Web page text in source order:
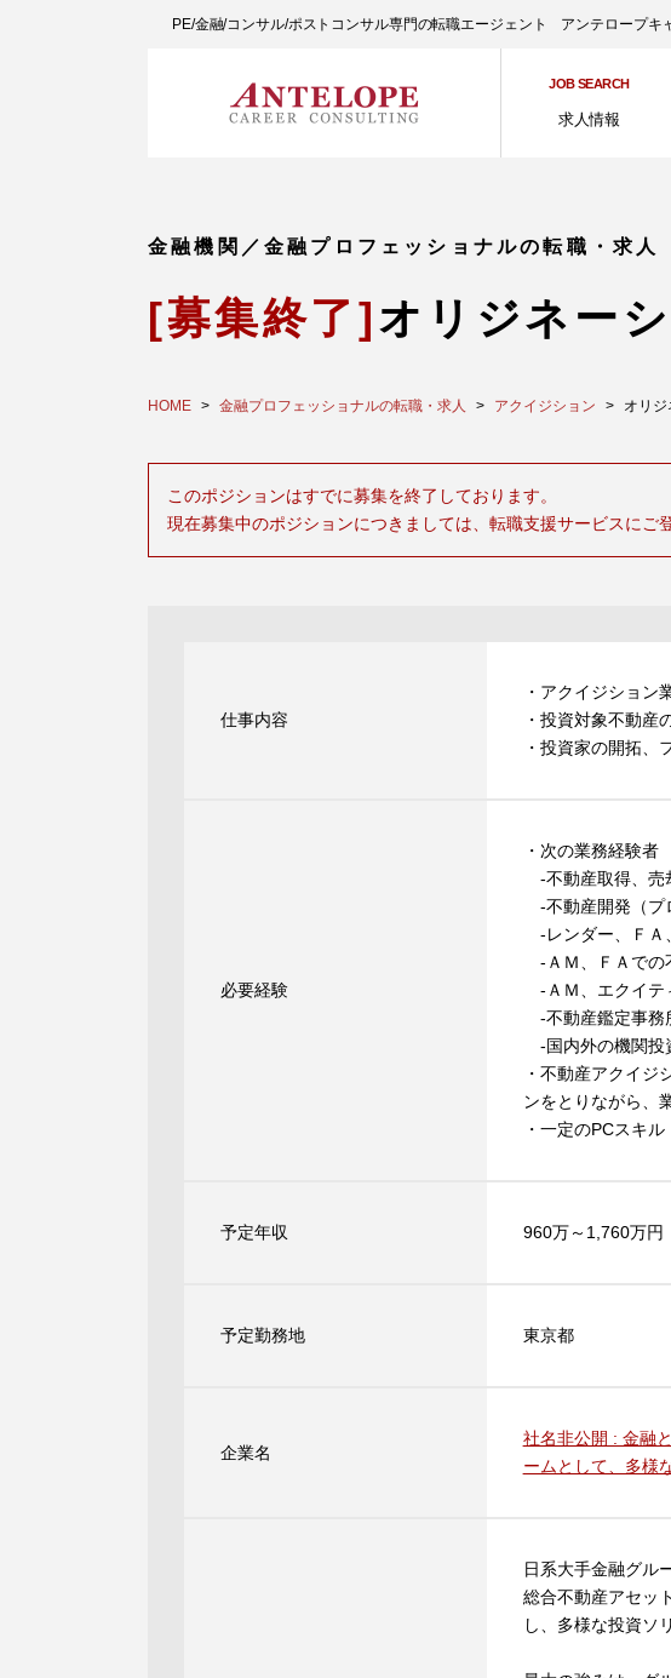
PE/金融/コンサル/ポストコンサル専門の転職エージェント アンテロープキ
JOB SEARCH
求人情報
金融機関／金融プロフェッショナルの転職・求人
[募集終了]オリジネー
HOME 金融プロフェッショナルの転職・求人 アクイジション オリ
このポジションはすでに募集を終了しております。
現在募集中のポジションにつきましては、転職支援サービスにご
仕事内容
・アクイジション
・投資対象不動産
・投資家の開拓、
必要経験
・次の業務経験
-不動産取得、売
-不動産開発（プ
-レンダー、ＦＡ
-ＡＭ、ＦＡでの
-ＡＭ、エクイテ
-不動産鑑定事務
-国内外の機関投
・不動産アクイジ
ンをとりながら、
・一定のPCスキ
予定年収 960万～1,760万円
予定勤務地 東京都
企業名
社名非公開 : 金融
ームとして、多様
日系大手金融グル
総合不動産アセッ
し、多様な投資ソ